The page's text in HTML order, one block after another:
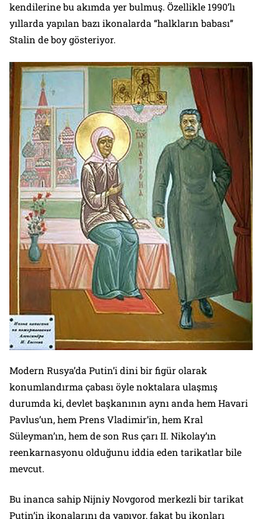
kendilerine bu akımda yer bulmuş. Özellikle 1990’lı
yıllarda yapılan bazı ikonalarda “halkların babası”
Stalin de boy gösteriyor.
Modern Rusya’da Putin’i dini bir figür olarak
konumlandırma çabası öyle noktalara ulaşmış
durumda ki, devlet başkanının aynı anda hem Havari
Pavlus’un, hem Prens Vladimir’in, hem Kral
Süleyman’ın, hem de son Rus çarı II. Nikolay’ın
reenkarnasyonu olduğunu iddia eden tarikatlar bile
mevcut.
Bu inanca sahip Nijniy Novgorod merkezli bir tarikat
Putin’in ikonalarını da yapıyor, fakat bu ikonları